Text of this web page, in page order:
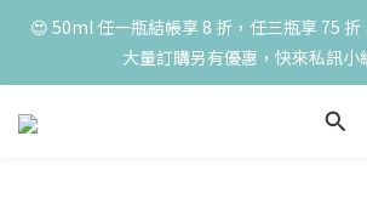
高峰期家長很安心 🧡 滿 3000 元加贈深呼吸
為止
😍 50ml 任一瓶結帳享 8 折，任三瓶享 75 折
大量訂購另有優惠，快來私訊
高峰期家長很安心 🧡 滿 3000 元加贈深呼吸